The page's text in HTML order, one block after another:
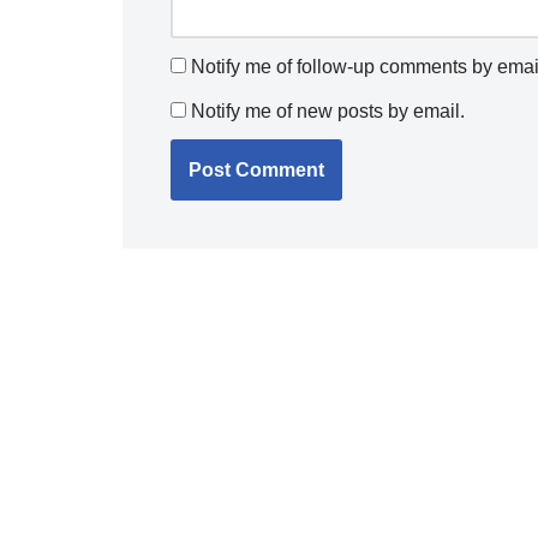
Notify me of follow-up comments by
Notify me of new posts by email.